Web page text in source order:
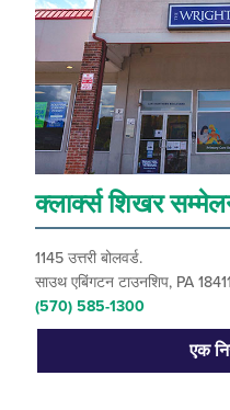
क्लार्क्स शिखर
1145 उत्तरी बोलवर्ड.
साउथ एबिंगटन टाउनशिप, PA 18411
(570) 585-1300
एक